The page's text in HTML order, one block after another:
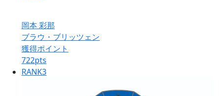
岡本 彩那
ブラウ・ブリッツェン
獲得ポイント
722pts
RANK3